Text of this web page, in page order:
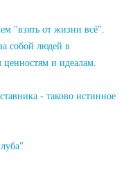
"взять от жизни всё".
собой людей в
и идеалам.
- таково истинное